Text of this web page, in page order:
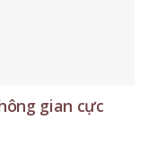
gian cực